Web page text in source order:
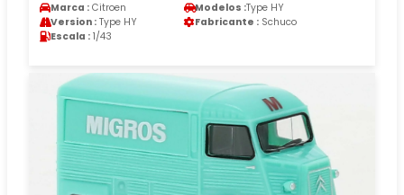
Marca : Citroen Modelos :Type HY
Version : Type HY Fabricante : Schuco
Escala : 1/43